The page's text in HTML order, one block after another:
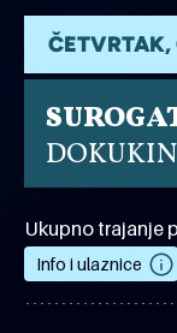
Ukupno trajanje
Info i ulaznice